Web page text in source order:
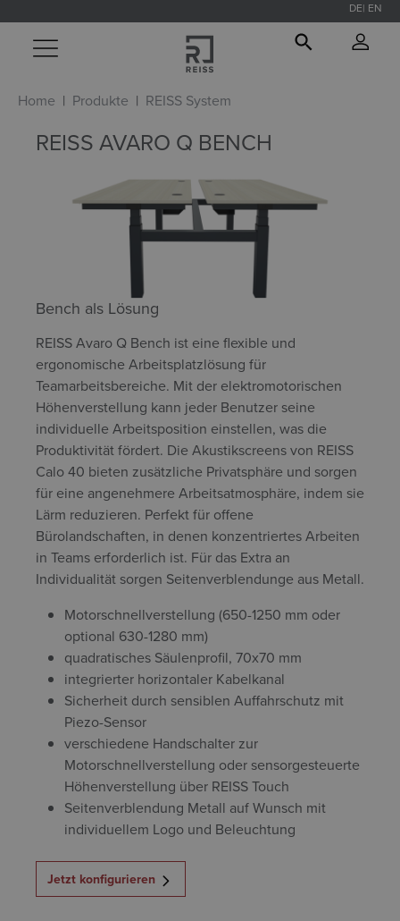
springen
DE EN
Home Produkte REISS System
REISS AVARO Q BENCH
Bench als Lösung
REISS Avaro Q Bench ist eine flexible und
ergonomische Arbeitsplatzlösung für
Teamarbeitsbereiche. Mit der elektromotorischen
Höhenverstellung kann jeder Benutzer seine
individuelle Arbeitsposition einstellen, was die
Produktivität fördert. Die Akustikscreens von REISS
Calo 40 bieten zusätzliche Privatsphäre und sorgen
für eine angenehmere Arbeitsatmosphäre, indem sie
Lärm reduzieren. Perfekt für offene
Bürolandschaften, in denen konzentriertes Arbeiten
in Teams erforderlich ist. Für das Extra an
Individualität sorgen Seitenverblendunge aus Metall.
Motorschnellverstellung (650-1250 mm oder
optional 630-1280 mm)
quadratisches Säulenprofil, 70x70 mm
integrierter horizontaler Kabelkanal
Sicherheit durch sensiblen Auffahrschutz mit
Piezo-Sensor
verschiedene Handschalter zur
Motorschnellverstellung oder sensorgesteuerte
Höhenverstellung über REISS Touch
Seitenverblendung Metall auf Wunsch mit
individuellem Logo und Beleuchtung
Jetzt konfigurieren